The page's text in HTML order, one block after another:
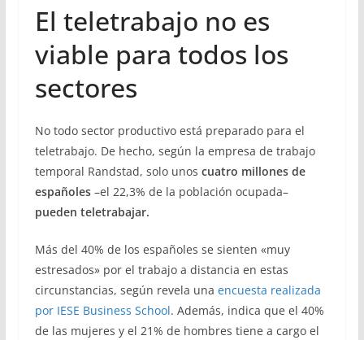
El teletrabajo no es
viable para todos los
sectores
No todo sector productivo está preparado para el
teletrabajo. De hecho, según la empresa de trabajo
temporal Randstad, solo unos cuatro millones de
españoles–el 22,3% de la población ocupada–
pueden teletrabajar.
Más del 40% de los españoles se sienten «muy
estresados» por el trabajo a distancia en estas
circunstancias, según revela una encuesta realizada
por IESE Business School. Además, indica que el 40%
de las mujeres y el 21% de hombres tiene a cargo el